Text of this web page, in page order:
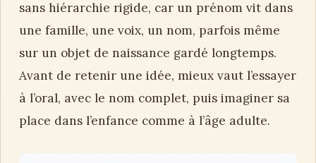
sans hiérarchie rigide, car un prénom vit dans
une famille, une voix, un nom, parfois même
sur un objet de naissance gardé longtemps.
Avant de retenir une idée, mieux vaut l’essayer
à l’oral, avec le nom complet, puis imaginer sa
place dans l’enfance comme à l’âge adulte.